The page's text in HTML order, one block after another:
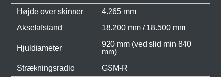
Højde over skinner
4.265 mm
Akselafstand
18.200 mm / 18.500 mm
Hjuldiameter
920 mm (ved slid min 840
mm)
Strækningsradio
GSM-R